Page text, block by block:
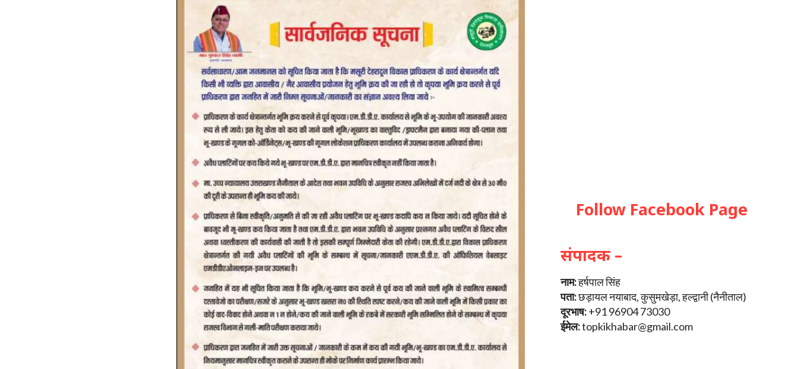
Follow Facebook Page
संपादक –
नाम:हर्षपाल सिंह
पता:छड़ायल नयाबाद, कुसुमखेड़ा, हल्द्वानी (नैनीताल)
दूरभाष:+91 96904 73030
ईमेल:topkikhabar@gmail.com